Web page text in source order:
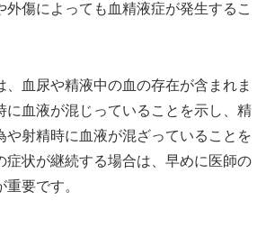
外傷によっても血精液症が発生するこ
、血尿や精液中の血の存在が含まれま
に血液が混じっていることを示し、精
や射精時に血液が混ざっていることを
症状が継続する場合は、早めに医師の
要です。